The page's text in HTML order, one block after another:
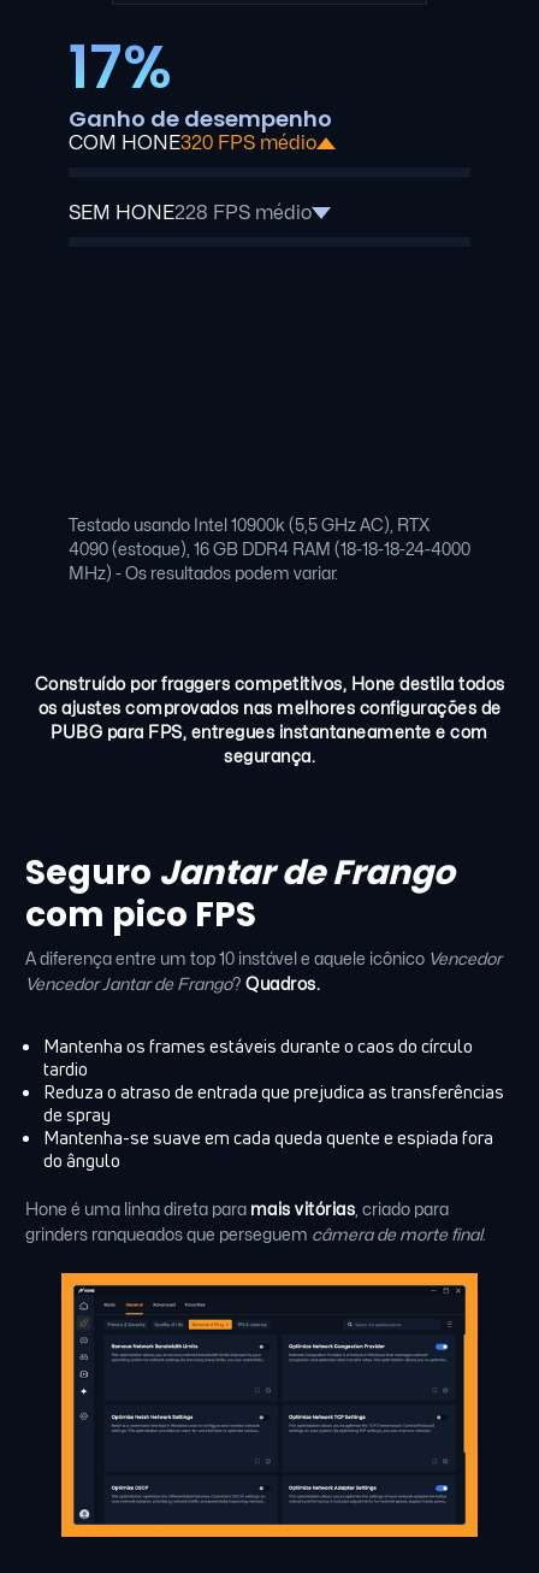
17%
Ganho de desempenho
COM HONE320 FPS médio
SEM HONE228 FPS médio
Testado usando Intel 10900k (5,5 GHz AC), RTX
4090 (estoque), 16 GB DDR4 RAM (18-18-18-24-4000
MHz) - Os resultados podem variar.
Construído por fraggers competitivos, Hone destila todos
os ajustes comprovados nas melhores configurações de
PUBG para FPS, entregues instantaneamente e com
segurança.
Seguro Jantar de Frango
com pico FPS
A diferença entre um top 10 instável e aquele icônico Vencedor
Vencedor Jantar de Frango? Quadros.
Mantenha os frames estáveis durante o caos do círculo
tardio
Reduza o atraso de entrada que prejudica as transferências
de spray
Mantenha-se suave em cada queda quente e espiada fora
do ângulo
Hone é uma linha direta para mais vitórias , criado para
grinders ranqueados que perseguem câmera de morte final.